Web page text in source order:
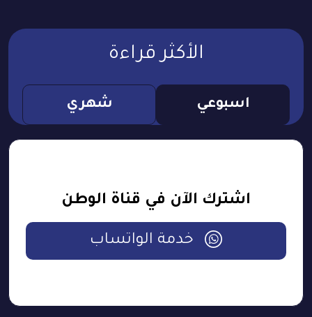
الأكثر قراءة
اسبوعي شهري
اشترك الآن في قناة الوطن
خدمة الواتساب